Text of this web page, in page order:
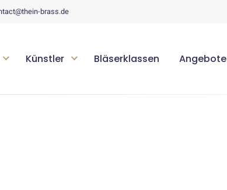
brass.de
Künstler Bläserklassen Angebote